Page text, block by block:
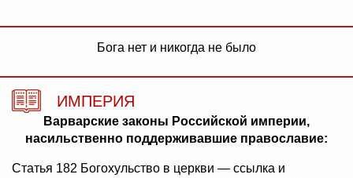
Бога нет и никогда не было
ИМПЕРИЯ
Варварские законы Российской империи,
насильственно поддерживавшие православие:
Статья 182 Богохульство в церкви — ссылка и